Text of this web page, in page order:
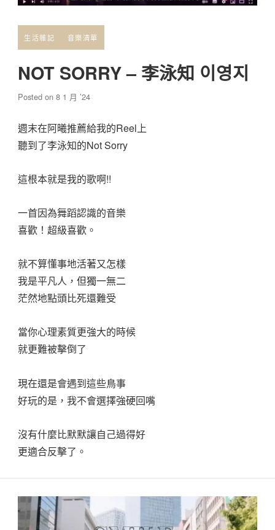
生活雜記 音樂清單
NOT SORRY – 李泳知 이영지
Posted on8 1 月 ’24
週末在阿曦推薦給我的Reel上
聽到了李泳知的Not Sorry
這根本就是我的歌啊!!
一首因為舞蹈認識的音樂
喜歡！超級喜歡。
就不算懂事地活著又怎樣
我是平凡人，但獨一無二
茫然地點頭比死還難受
當你心理素質更強大的時候
就更難被擊倒了
現在還是會遇到這些鳥事
好玩的是，我不會選擇強硬回嘴
沒有什麼比默默讓自己過得好
更適合反擊了。